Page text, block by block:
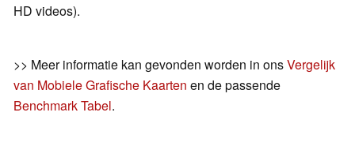
HD videos).
>> Meer informatie kan gevonden worden in onsVergelijk
van Mobiele Grafische Kaarten en de passende
Benchmark Tabel.